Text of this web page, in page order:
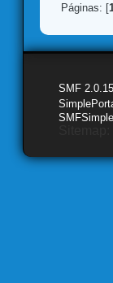
Páginas: [
SMF 2.0.15